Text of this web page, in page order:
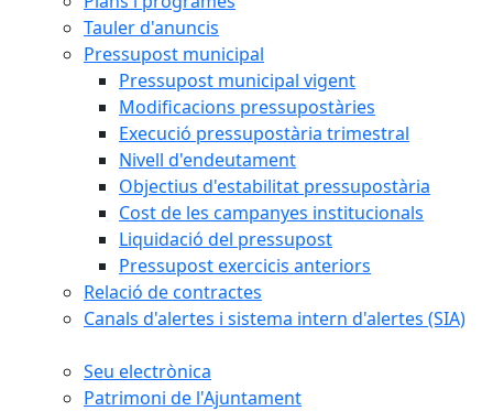
Tauler d'anuncis
Pressupost municipal
Pressupost municipal vigent
Modificacions pressupostàries
Execució pressupostària trimestral
Nivell d'endeutament
Objectius d'estabilitat pressupostària
Cost de les campanyes institucionals
Liquidació del pressupost
Pressupost exercicis anteriors
Relació de contractes
Canals d'alertes i sistema intern d'alertes (SIA)
Seu electrònica
Patrimoni de l'Ajuntament